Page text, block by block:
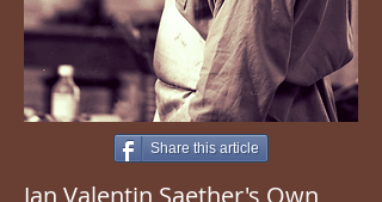
Jan Valentin Saether's Own
Share this article